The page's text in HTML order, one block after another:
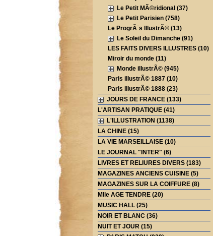
Le Petit MÃ©ridional (37)
Le Petit Parisien (758)
Le ProgrÃ¨s IllustrÃ© (13)
Le Soleil du Dimanche (91)
LES FAITS DIVERS ILLUSTRES (10)
Miroir du monde (11)
Monde illustrÃ© (945)
Paris illustrÃ© 1887 (10)
Paris illustrÃ© 1888 (23)
JOURS DE FRANCE (133)
L'ARTISAN PRATIQUE (41)
L'ILLUSTRATION (1138)
LA CHINE (15)
LA VIE MARSEILLAISE (10)
LE JOURNAL "INTER" (6)
LIVRES ET RELIURES DIVERS (183)
MAGAZINES ANCIENS CUISINE (5)
MAGAZINES SUR LA COIFFURE (8)
Mlle AGE TENDRE (20)
MUSIC HALL (25)
NOIR ET BLANC (36)
NUIT ET JOUR (15)